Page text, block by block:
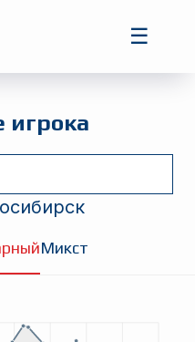
☰
игрока
Микст